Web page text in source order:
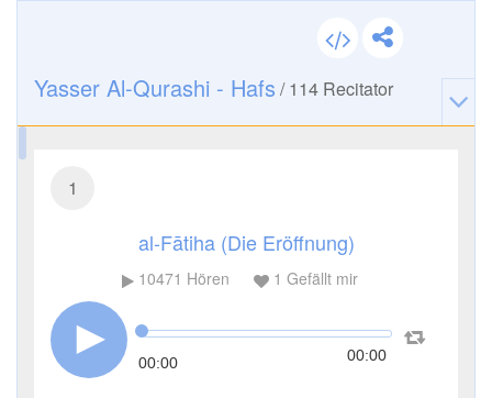
Yasser Al-Qurashi - Hafs /114 Recitator
1
al-Fātiha (Die Eröffnung)
10471 Hören 1 Gefällt mir
00:00 00:00